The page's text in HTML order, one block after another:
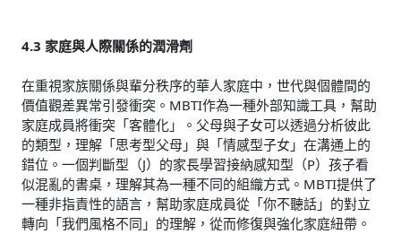
4.3 家庭與人際關係的潤滑劑
在重視家族關係與輩分秩序的華人家庭中，世代與個體間的
價值觀差異常引發衝突。MBTI作為一種外部知識工具，幫助
家庭成員將衝突「客體化」。父母與子女可以透過分析彼此
的類型，理解「思考型父母」與「情感型子女」在溝通上的
錯位。一個判斷型（J）的家長學習接納感知型（P）孩子看
似混亂的書桌，理解其為一種不同的組織方式。MBTI提供了
一種非指責性的語言，幫助家庭成員從「你不聽話」的對立
轉向「我們風格不同」的理解，從而修復與強化家庭紐帶。